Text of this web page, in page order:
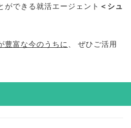
ができる就活エージェント ＜シュ
豊富な今のうちに
ぜひご活用